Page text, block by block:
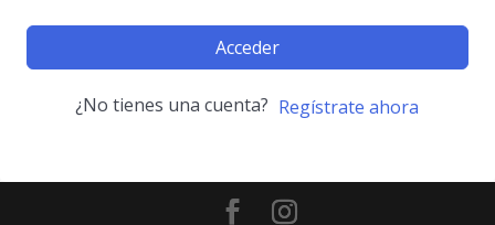
Acceder
¿No tienes una cuenta? Regístrate ahora